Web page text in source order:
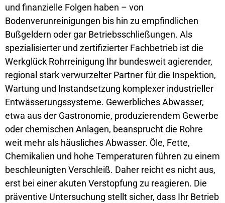
und finanzielle Folgen haben – von
Bodenverunreinigungen bis hin zu empfindlichen
Bußgeldern oder gar Betriebsschließungen. Als
spezialisierter und zertifizierter Fachbetrieb ist die
Werkglück Rohrreinigung Ihr bundesweit agierender,
regional stark verwurzelter Partner für die Inspektion,
Wartung und Instandsetzung komplexer industrieller
Entwässerungssysteme. Gewerbliches Abwasser,
etwa aus der Gastronomie, produzierendem Gewerbe
oder chemischen Anlagen, beansprucht die Rohre
weit mehr als häusliches Abwasser. Öle, Fette,
Chemikalien und hohe Temperaturen führen zu einem
beschleunigten Verschleiß. Daher reicht es nicht aus,
erst bei einer akuten Verstopfung zu reagieren. Die
präventive Untersuchung stellt sicher, dass Ihr Betrieb